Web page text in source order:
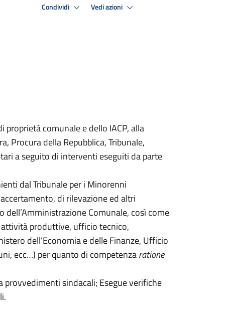
Condividi Vedi azioni
comunale e dello IACP, alla
Procura della Repubblica, Tribunale,
a seguito di interventi eseguiti da parte
dal Tribunale per i Minorenni
di rilevazione ed altri
Comunale, così come
produttive, ufficio tecnico,
dell’Economia e delle Finanze, Ufficio
ecc…) per quanto di competenzaratione
sindacali; Esegue verifiche